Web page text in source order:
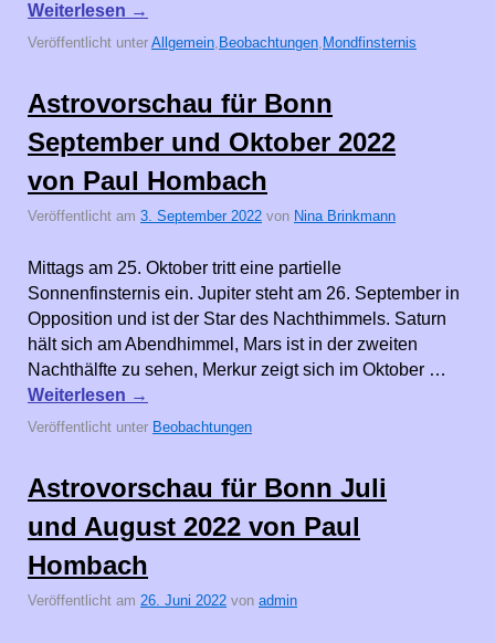
Weiterlesen →
Veröffentlicht unter Allgemein, Beobachtungen, Mondfinsternis
Astrovorschau für Bonn
September und Oktober 2022
von Paul Hombach
Veröffentlicht am 3. September 2022 von Nina Brinkmann
Mittags am 25. Oktober tritt eine partielle
Sonnenfinsternis ein. Jupiter steht am 26. September in
Opposition und ist der Star des Nachthimmels. Saturn
hält sich am Abendhimmel, Mars ist in der zweiten
Nachthälfte zu sehen, Merkur zeigt sich im Oktober …
Weiterlesen →
Veröffentlicht unter Beobachtungen
Astrovorschau für Bonn Juli
und August 2022 von Paul
Hombach
Veröffentlicht am 26. Juni 2022 von admin